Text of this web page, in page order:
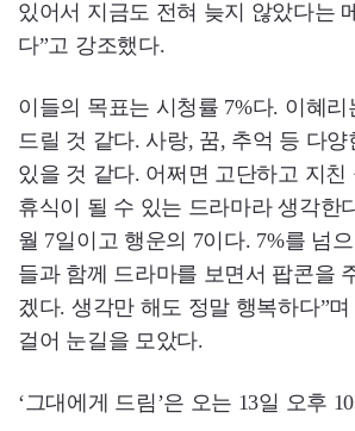
있어서 지금도 전혀 늦지 않았다는
다”고 강조했다.
이들의 목표는 시청률 7%다. 이혜리
드릴 것 같다. 사랑, 꿈, 추억 등 다
있을 것 같다. 어쩌면 고단하고 지친
휴식이 될 수 있는 드라마라 생각한
월 7일이고 행운의 7이다. 7%를 넘
들과 함께 드라마를 보면서 팝콘을
겠다. 생각만 해도 정말 행복하다”
걸어 눈길을 모았다.
‘그대에게 드림’은 오는 13일 오후